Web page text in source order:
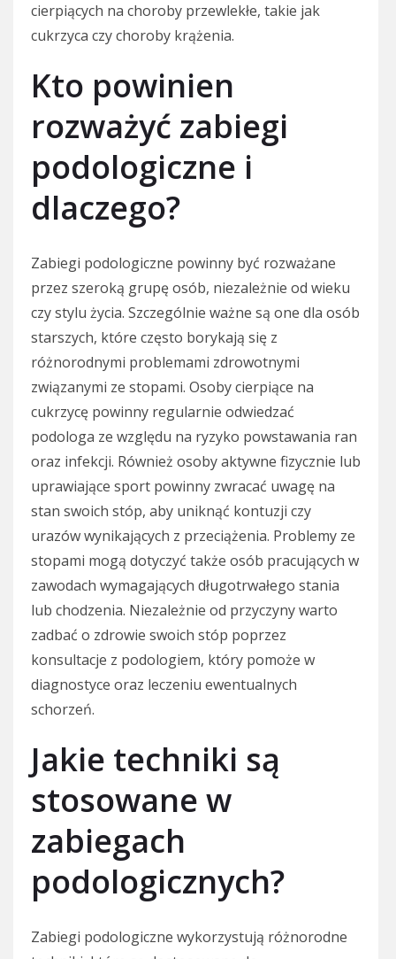
cierpiących na choroby przewlekłe, takie jak
cukrzyca czy choroby krążenia.
Kto powinien
rozważyć zabiegi
podologiczne i
dlaczego?
Zabiegi podologiczne powinny być rozważane
przez szeroką grupę osób, niezależnie od wieku
czy stylu życia. Szczególnie ważne są one dla osób
starszych, które często borykają się z
różnorodnymi problemami zdrowotnymi
związanymi ze stopami. Osoby cierpiące na
cukrzycę powinny regularnie odwiedzać
podologa ze względu na ryzyko powstawania ran
oraz infekcji. Również osoby aktywne fizycznie lub
uprawiające sport powinny zwracać uwagę na
stan swoich stóp, aby uniknąć kontuzji czy
urazów wynikających z przeciążenia. Problemy ze
stopami mogą dotyczyć także osób pracujących w
zawodach wymagających długotrwałego stania
lub chodzenia. Niezależnie od przyczyny warto
zadbać o zdrowie swoich stóp poprzez
konsultacje z podologiem, który pomoże w
diagnostyce oraz leczeniu ewentualnych
schorzeń.
Jakie techniki są
stosowane w
zabiegach
podologicznych?
Zabiegi podologiczne wykorzystują różnorodne